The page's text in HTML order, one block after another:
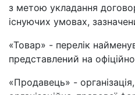
з метою укладання
існуючих умовах,
«Товар» - перелік
представлений на
«Продавець» -